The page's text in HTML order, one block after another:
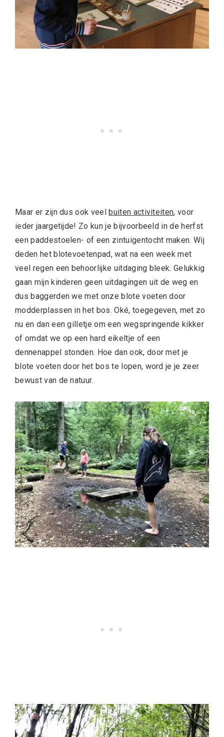
Maar er zijn dus ook veel buiten activiteiten, voor
ieder jaargetijde! Zo kun je bijvoorbeeld in de herfst
een paddestoelen- of een zintuigentocht maken. Wij
deden het blotevoetenpad, wat na een week met
veel regen een behoorlijke uitdaging bleek. Gelukkig
gaan mijn kinderen geen uitdagingen uit de weg en
dus baggerden we met onze blote voeten door
modderplassen in het bos. Oké, toegegeven, met zo
nu en dan een gilletje om een wegspringende kikker
of omdat we op een hard eikeltje of een
dennenappel stonden. Hoe dan ook, door met je
blote voeten door het bos te lopen, word je je zeer
bewust van de natuur.